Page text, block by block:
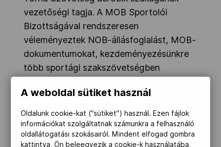
vezetőségi tagja. A MOB Sportolói
Bizottságával rendszeresen
véleményeztek NOB-állásfoglalást, MOB-
dokumentumokat, kezdeményezésünkre
több sportági szakszövetségben
valamint személyesen vagy online módon
részt vettek a NOB és az Európai Olimpiai
Bizottság fórumain. A magyar olimpiai
család képviseletében járt többek közt a
A weboldal sütiket használ
Oldalunk cookie-kat ("sütiket") használ. Ezen fájlok
információkat szolgáltatnak számunkra a felhasználó
oldallátogatási szokásairól. Mindent elfogad gombra
kattintva, Ön beleegyezik a cookie-k használatába,